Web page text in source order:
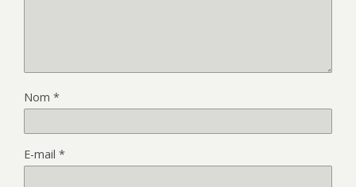
Nom *
E-mail *